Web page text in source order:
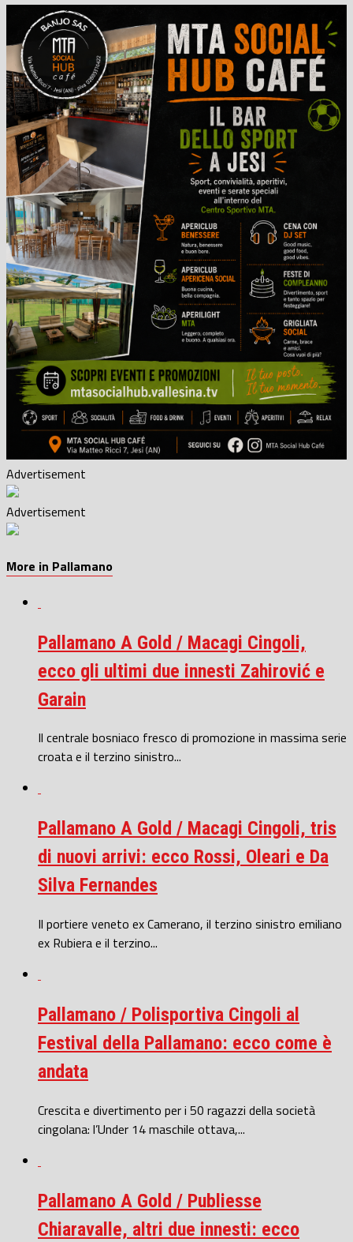
Advertisement
Advertisement
More in Pallamano
Pallamano A Gold / Macagi Cingoli,
ecco gli ultimi due innesti Zahirović e
Garain
Il centrale bosniaco fresco di promozione in massima serie
croata e il terzino sinistro...
Pallamano A Gold / Macagi Cingoli, tris
di nuovi arrivi: ecco Rossi, Oleari e Da
Silva Fernandes
Il portiere veneto ex Camerano, il terzino sinistro emiliano
ex Rubiera e il terzino...
Pallamano / Polisportiva Cingoli al
Festival della Pallamano: ecco come è
andata
Crescita e divertimento per i 50 ragazzi della società
cingolana: l’Under 14 maschile ottava,...
Pallamano A Gold / Publiesse
Chiaravalle, altri due innesti: ecco